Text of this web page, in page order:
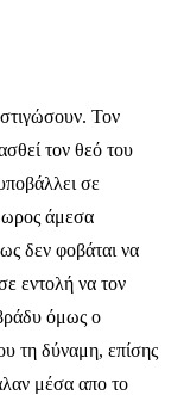
Τον
τον θεό του
σε
άμεσα
δεν φοβάται να
εντολή να τον
όμως ο
τη δύναμη, επίσης
μέσα απο το